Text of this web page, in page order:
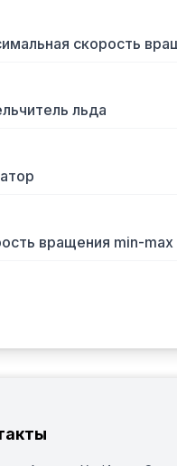
скорость
льда
вращения min-max